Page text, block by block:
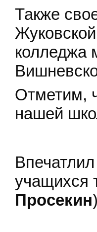
Также
колледжа
Отметим,
нашей
учащихся
Просекин